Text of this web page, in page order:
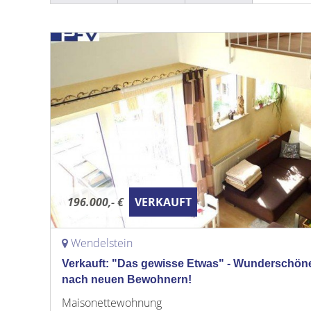
196.000,- € VERKAUFT
Wendelstein
Verkauft: "Das gewisse Etwas" -
nach neuen Bewohnern!
Maisonettewohnung